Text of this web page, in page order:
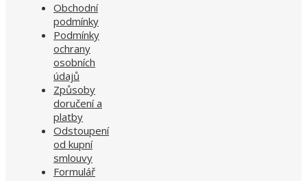
Obchodní
podmínky
Podmínky
ochrany
osobních
údajů
Způsoby
doručení a
platby
Odstoupení
od kupní
smlouvy
Formulář